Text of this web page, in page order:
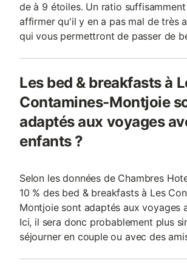
de à 9 étoiles. Un ratio
affirmer qu'il y en a pas mal de très
qui vous permettront de passer de
Les bed & breakfasts à
Contamines-Montjoie
adaptés aux voyages
enfants ?
Selon les données de Chambres
10 % des bed & breakfasts à Les
Montjoie sont adaptés aux voyages
Ici, il sera donc probablement plus
séjourner en couple ou avec des